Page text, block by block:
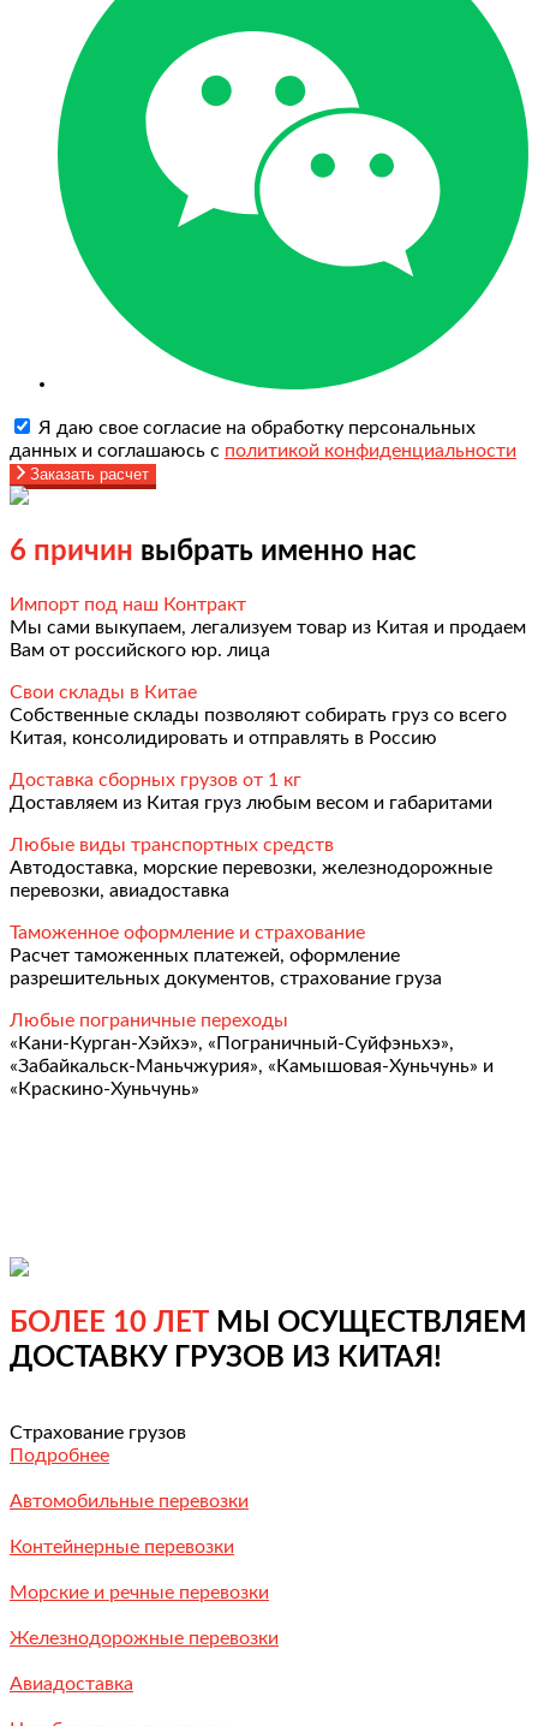
Я даю свое согласие на обработку персональных
данных и соглашаюсь с политикой конфиденциальности
Заказать расчет
6 причин выбрать именно нас
Импорт под наш Контракт
Мы сами выкупаем, легализуем товар из Китая и продаем
Вам от российского юр. лица
Свои склады в Китае
Собственные склады позволяют собирать груз со всего
Китая, консолидировать и отправлять в Россию
Доставка сборных грузов от 1 кг
Доставляем из Китая груз любым весом и габаритами
Любые виды транспортных средств
Автодоставка, морские перевозки, железнодорожные
перевозки, авиадоставка
Таможенное оформление и страхование
Расчет таможенных платежей, оформление
разрешительных документов, страхование груза
Любые пограничные переходы
«Кани-Курган-Хэйхэ», «Пограничный-Суйфэньхэ»,
«Забайкальск-Маньчжурия», «Камышовая-Хуньчунь» и
«Краскино-Хуньчунь»
БОЛЕЕ 10 ЛЕТ МЫ ОСУЩЕСТВЛЯЕМ
ДОСТАВКУ ГРУЗОВ ИЗ КИТАЯ!
Страхование грузов
Подробнее
Автомобильные перевозки
Контейнерные перевозки
Морские и речные перевозки
Железнодорожные перевозки
Авиадоставка